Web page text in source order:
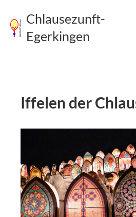
Chlausezunft-
Egerkingen
Iffelen der